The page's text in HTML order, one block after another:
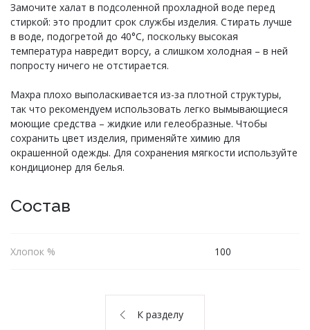
Замочите халат в подсоленной прохладной воде перед
стиркой: это продлит срок службы изделия. Стирать лучше
в воде, подогретой до 40°С, поскольку высокая
температура навредит ворсу, а слишком холодная – в ней
попросту ничего не отстирается.
Махра плохо выполаскивается из-за плотной структуры,
так что рекомендуем использовать легко вымывающиеся
моющие средства – жидкие или гелеобразные. Чтобы
сохранить цвет изделия, применяйте химию для
окрашенной одежды. Для сохранения мягкости используйте
кондиционер для белья.
Состав
Хлопок % 100
К разделу